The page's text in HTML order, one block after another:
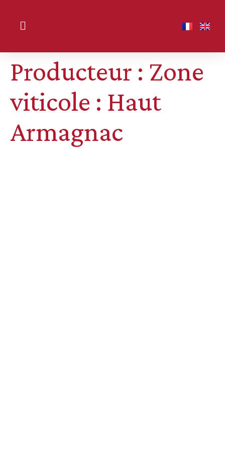
Producteur : Zone
viticole : Haut
Armagnac